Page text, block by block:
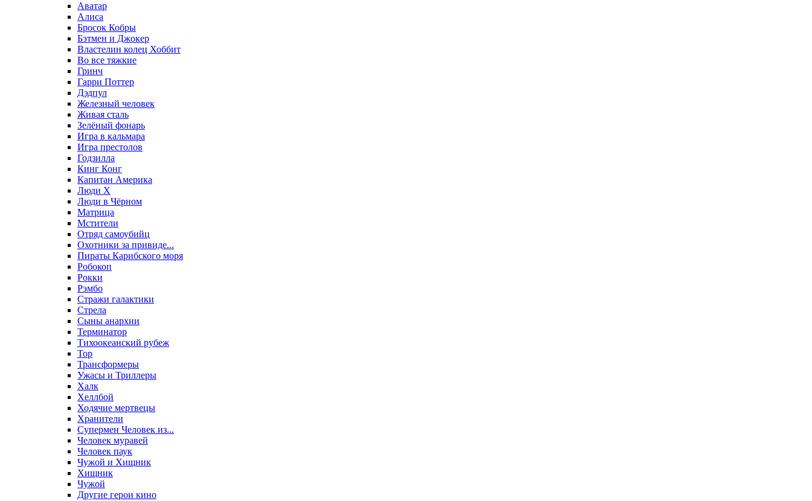
Аватар
Алиса
Бросок Кобры
Бэтмен и Джокер
Властелин колец Хоббит
Во все тяжкие
Гринч
Гарри Поттер
Дэдпул
Железный человек
Живая сталь
Зелёный фонарь
Игра в кальмара
Игра престолов
Годзилла
Кинг Конг
Капитан Америка
Люди X
Люди в Чёрном
Матрица
Мстители
Отряд самоубийц
Охотники за привиде...
Пираты Карибского моря
Робокоп
Рокки
Рэмбо
Стражи галактики
Стрела
Сыны анархии
Терминатор
Тихоокеанский рубеж
Тор
Трансформеры
Ужасы и Триллеры
Халк
Хеллбой
Ходячие мертвецы
Хранители
Супермен Человек из...
Человек муравей
Человек паук
Чужой и Хищник
Хищник
Чужой
Другие герои кино